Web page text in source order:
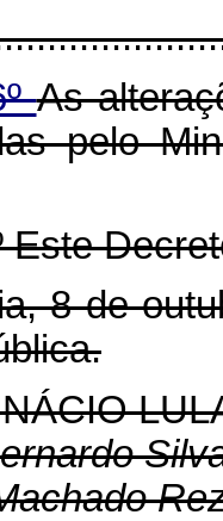
As
pelo
Este
8 de